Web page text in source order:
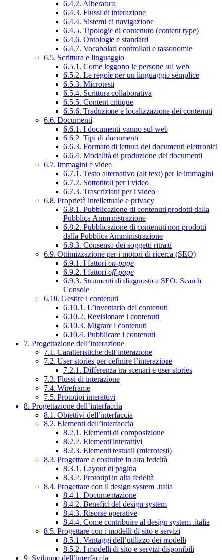
6.4.2. Alberatura
6.4.3. Flussi di interazione
6.4.4. Sistemi di navigazione
6.4.5. Tipologie di contenuto (content type)
6.4.6. Ontologie e standard
6.4.7. Vocabolari controllati e tassonomie
6.5. Scrittura e linguaggio
6.5.1. Come leggono le persone sul web
6.5.2. Le regole per un linguaggio semplice
6.5.3. Microtesti
6.5.4. Scrittura collaborativa
6.5.5. Content critique
6.5.6. Traduzione e localizzazione dei contenuti
6.6. Documenti
6.6.1. I documenti vanno sul web
6.6.2. Tipi di documenti
6.6.3. Formato di lettura dei documenti elettronici
6.6.4. Modalità di produzione dei documenti
6.7. Immagini e video
6.7.1. Testo alternativo (alt text) per le immagini
6.7.2. Sottotitoli per i video
6.7.3. Trascrizioni per i video
6.8. Proprietà intellettuale e privacy
6.8.1. Pubblicazione di contenuti prodotti dalla
Pubblica Amministrazione
6.8.2. Pubblicazione di contenuti non prodotti
dalla Pubblica Amministrazione
6.8.3. Consenso dei soggetti ritratti
6.9. Ottimizzazione per i motori di ricerca (SEO)
6.9.1. I fattori on-page
6.9.2. I fattori off-page
6.9.3. Strumenti di diagnostica SEO: Search
Console
6.10. Gestire i contenuti
6.10.1. L’inventario dei contenuti
6.10.2. Revisionare i contenuti
6.10.3. Migrare i contenuti
6.10.4. Pubblicare i contenuti
7. Progettazione dell’interazione
7.1. Caratteristiche dell’interazione
7.2. User stories per definire l’interazione
7.2.1. Differenza tra scenari e user stories
7.3. Flussi di interazione
7.4. Wireframe
7.5. Prototipi interattivi
8. Progettazione dell’interfaccia
8.1. Obiettivi dell’interfaccia
8.2. Elementi dell’interfaccia
8.2.1. Elementi di composizione
8.2.2. Elementi interattivi
8.2.3. Elementi testuali (microtesti)
8.3. Progettare e costruire in alta fedeltà
8.3.1. Layout di pagina
8.3.2. Prototipi in alta fedeltà
8.4. Progettare con il design system .italia
8.4.1. Documentazione
8.4.2. Benefici del design system
8.4.3. Risorse operative
8.4.4. Come contribuire al design system .italia
8.5. Progettare con i modelli di sito e servizi
8.5.1. Vantaggi dell’utilizzo dei modelli
8.5.2. I modelli di sito e servizi disponibili
9. Sviluppo dell’interfaccia